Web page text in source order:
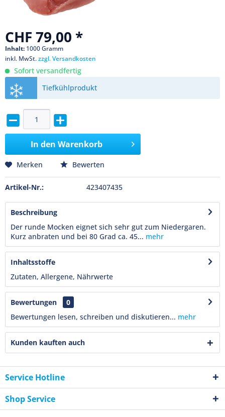
CHF 79,00 *
Inhalt: 1000 Gramm
inkl. MwSt.zzgl. Versandkosten
Sofort versandfertig
Tiefkühlprodukt
In den Warenkorb
Merken Bewerten
Artikel-Nr.: 423407435
Beschreibung
Der runde Mocken eignet sich sehr gut zum Niedergaren.
Kurz anbraten und bei 80 Grad ca. 45... mehr
Inhaltsstoffe
Zutaten, Allergene, Nährwerte
Bewertungen
0
Bewertungen lesen, schreiben und diskutieren... mehr
Kunden kauften auch
Service Hotline
Shop Service